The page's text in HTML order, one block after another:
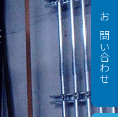
お問い合わせ